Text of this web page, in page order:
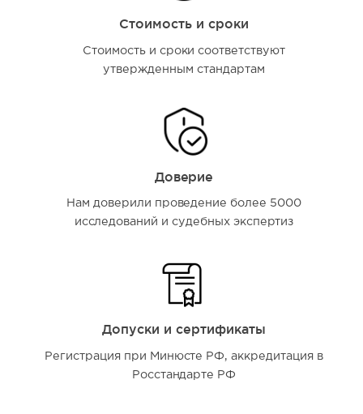
Стоимость и сроки
Стоимость и сроки соответствуют
утвержденным стандартам
Доверие
Нам доверили проведение более 5000
исследований и судебных экспертиз
Допуски и сертификаты
Регистрация при Минюсте РФ, аккредитация в
Росстандарте РФ